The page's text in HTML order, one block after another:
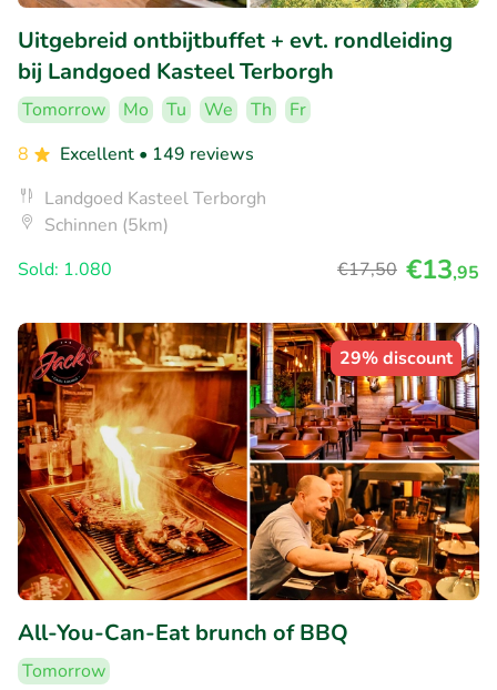
Uitgebreid ontbijtbuffet + evt. rondleiding
bij Landgoed Kasteel Terborgh
Tomorrow Mo Tu We Th
Fr
8
Excellent • 149 reviews
Landgoed Kasteel Terborgh
Schinnen (5km)
Sold: 1.080
€17,50 €13,95
29% discount
All-You-Can-Eat brunch of BBQ
Tomorrow